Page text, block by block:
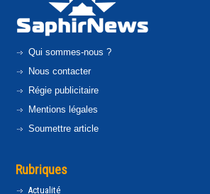
Qui sommes-nous ?
Nous contacter
Régie publicitaire
Mentions légales
Soumettre article
Rubriques
Actualité